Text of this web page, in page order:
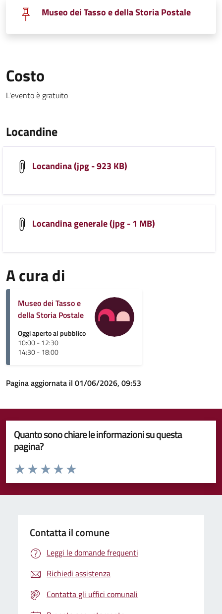
Museo dei Tasso e della Storia Postale
Costo
L'evento è gratuito
Locandine
Locandina (jpg - 923 KB)
Locandina generale (jpg - 1 MB)
A cura di
Museo dei Tasso e
della Storia Postale
Oggi aperto al pubblico
10:00 - 12:30
14:30 - 18:00
Pagina aggiornata il 01/06/2026, 09:53
Quanto sono chiare le informazioni su questa
pagina?
Valuta da 1 a 5 stelle la pagina
Valuta 5 stelle su 5
Valuta 4 stelle su 5
Valuta 3 stelle su 5
Valuta 2 stelle su 5
Valuta 1 stelle su 5
Contatta il comune
Leggi le domande frequenti
Richiedi assistenza
Contatta gli uffici comunali